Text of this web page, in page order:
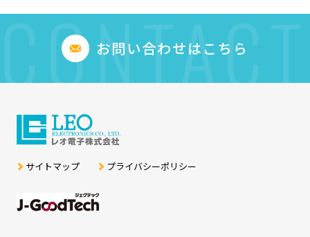
お問い合わせはこちら
CONTACT
サイトマップ プライバシーポリシー